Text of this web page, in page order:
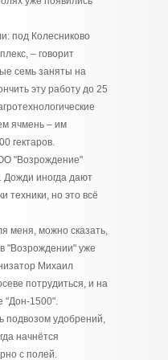
под Колесниково
– говорит
семь заняты на
эту работу до 25
ячмень – им
гектаров.
"Возрождение"
иногда дают
техники, но это всё
меня, можно сказать,
"Возрождении" уже
Михаил
потрудиться, и на
"Дон-1500".
подвозом удобрений,
начнётся
с полей.